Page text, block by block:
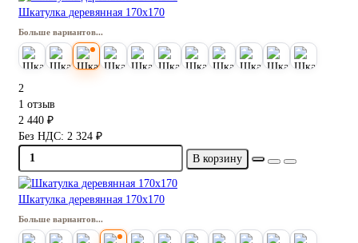
Шкатулка деревянная 170х170
Больше вариантов...
2
1 отзыв
2 440 ₽
Без НДС: 2 324 ₽
В корзину
Шкатулка деревянная 170х170
Больше вариантов...